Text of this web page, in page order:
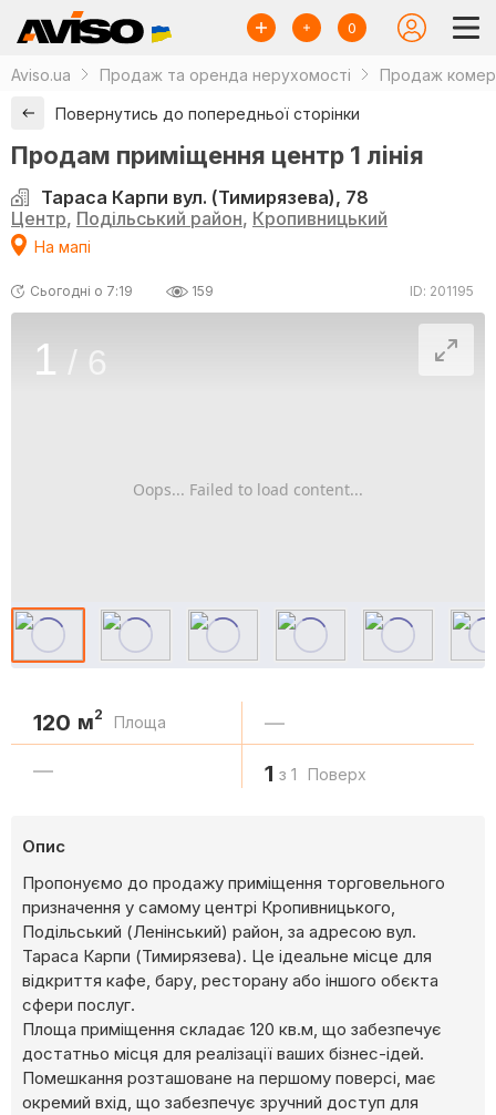
0
Aviso.ua Продаж та оренда нерухомості Продаж
Повернутись до попередньої сторінки
Продам приміщення центр 1 лінія
Тараса Карпи вул. (Тимирязева), 78
Центр, Подільський район, Кропивницький
На мапі
Сьогодні о 7:19 159 ID: 201195
Oops... Failed to load content...
1 / 6
120 м2 Площа —
— 1 з 1 Поверх
Опис
Пропонуємо до продажу приміщення торговельного
призначення у самому центрі Кропивницького,
Подільський (Ленінський) район, за адресою вул.
Тараса Карпи (Тимирязева). Це ідеальне місце для
відкриття кафе, бару, ресторану або іншого обєкта
сфери послуг.
Площа приміщення складає 120 кв.м, що забезпечує
достатньо місця для реалізації ваших бізнес-ідей.
Помешкання розташоване на першому поверсі, має
окремий вхід, що забезпечує зручний доступ для